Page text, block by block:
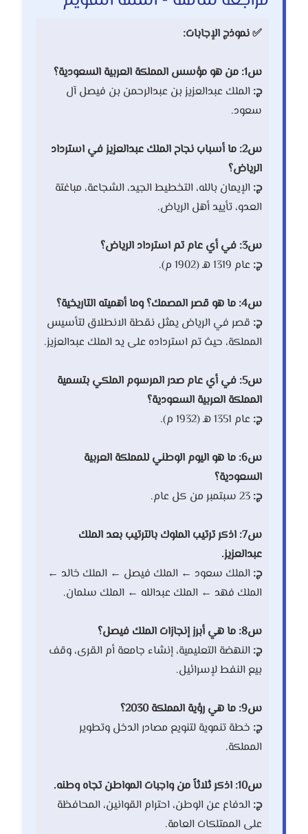
✅ نموذج الإجابات:
س1: من هو مؤسس المملكة العربية السعودية؟
ج: الملك عبدالعزيز بن عبدالرحمن بن فيصل آل
سعود.
س2: ما أسباب نجاح الملك عبدالعزيز في استرداد
الرياض؟
ج: الإيمان بالله، التخطيط الجيد، الشجاعة، مباغتة
العدو، تأييد أهل الرياض.
س3: في أي عام تم استرداد الرياض؟
ج: عام 1319 هـ (1902 م).
س4: ما هو قصر المصمك؟ وما أهميته التاريخية؟
ج: قصر في الرياض يمثل نقطة الانطلاق لتأسيس
المملكة، حيث تم استرداده على يد الملك عبدالعزيز.
س5: في أي عام صدر المرسوم الملكي بتسمية
المملكة العربية السعودية؟
ج: عام 1351 هـ (1932 م).
س6: ما هو اليوم الوطني للمملكة العربية
السعودية؟
ج:
س7: اذكر ترتيب الملوك بالترتيب بعد الملك
عبدالعزيز.
ج: الملك سعود ← الملك فيصل ← الملك خالد ←
الملك فهد ← الملك عبدالله ← الملك سلمان.
س8: ما هي أبرز إنجازات الملك فيصل؟
ج: النهضة التعليمية، إنشاء جامعة أم القرى، وقف
بيع النفط لإسرائيل.
س9: ما هي رؤية المملكة 2030؟
ج: خطة تنموية لتنويع مصادر الدخل وتطوير
المملكة.
س10: اذكر ثلاثاً من واجبات المواطن تجاه وطنه.
ج: الدفاع عن الوطن، احترام القوانين، المحافظة
على الممتلكات العامة.